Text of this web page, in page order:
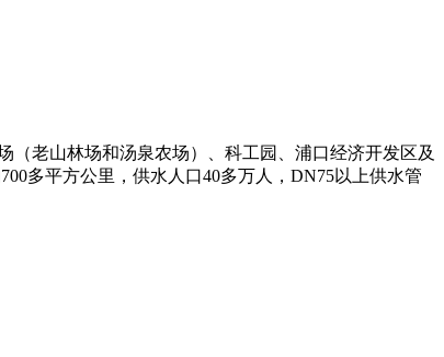
（老山林场和汤泉农场）、科工园、浦口经济开发区及
多平方公里，供水人口40多万人，DN75以上供水管